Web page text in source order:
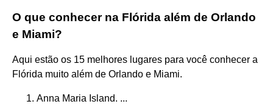
O que conhecer na Flórida além de Orlando
e Miami?
Aqui estão os 15 melhores lugares para você conhecer a
Flórida muito além de Orlando e Miami.
Anna Maria Island. ...